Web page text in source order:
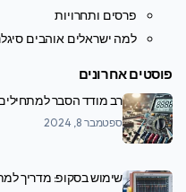
פרסים ותחרויות
למה ישראלים אוהבים
פוסטים אחרונים
רב מודד הסבר
ספטמבר 8, 2024
שימוש בסקופ: מדריך